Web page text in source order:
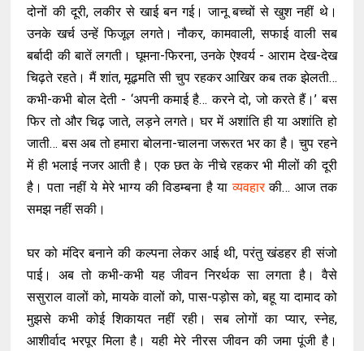
दोनों की दूरी, लकीर से खाई बन गई। जानू बच्चों से खुश नहीं थे।
उनके खर्च उन्हें फिजूल लगते। नौकर, कामवाली, सफाई वाली सब
बर्बादी की बातें लगती। घूमना-फिरना, उनके ऐश्वर्य - आराम देख-देख
चिढ़ते रहते। मैं शांत, मूढ़मति सी चुप रहकर आखिर कब तक झेलती…
कभी-कभी बोल देती - ‘अपनी कमाई है… करने दो, जो करते हैं।’ बस
फिर तो और चिढ़ जाते, लड़ने लगते। घर में अशांति ही या अशांति हो
जाती… बस अब तो हमारा बोलना-चालना जरूरत भर का है। चुप रहने
में ही भलाई नजर आती है। एक छत के नीचे रहकर भी मीलों की दूरी
है। पता नहीं ये मेरे भाग्य की विडम्बना है याव्यवहारकी… आज तक
समझ नहीं सकी।
घर को मंदिर बनाने की कल्पना लेकर आई थी, परंतु खंडहर ही संजो
पाई। अब तो कभी-कभी यह जीवन निरर्थक सा लगता है। वैसे
ससुराल वालों को, मायके वालों को, पास-पड़ोस को, बहू या दामाद को
मुझसे कभी कोई शिकायत नहीं रही। सब लोगों का प्यार, स्नेह,
आशीर्वाद भरपूर मिला है। यही मेरे नीरस जीवन की जमा पूंजी है।